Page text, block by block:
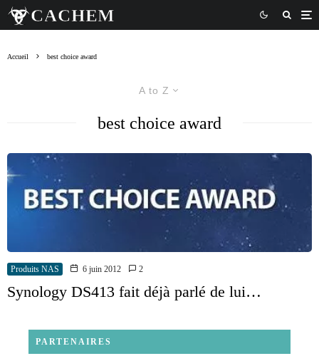
Accueil best choice award
A to Z
best choice award
Produits NAS 6 juin 2012 2
Synology DS413 fait déjà parlé de lui…
PARTENAIRES